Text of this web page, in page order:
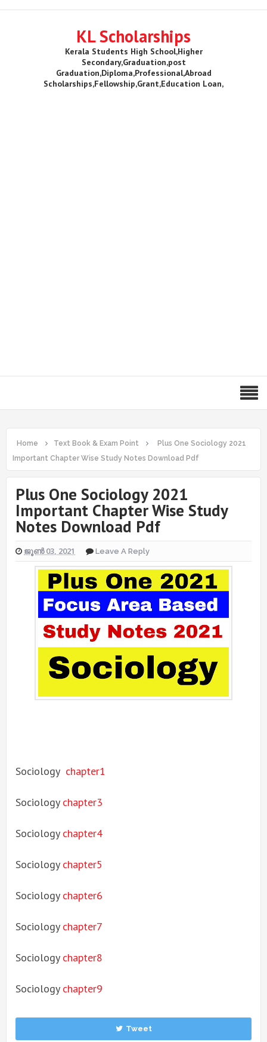
KL Scholarships
Kerala Students High School,Higher
Secondary,Graduation,post
Graduation,Diploma,Professional,Abroad
Scholarships,Fellowship,Grant,Education Loan,
Home Text Book & Exam Point
Plus One Sociology 2021
Important Chapter Wise Study Notes Download Pdf
Plus One Sociology 2021
Important Chapter Wise Study
Notes Download Pdf
ജൂൺ 03, 2021 Leave A Reply
Sociology chapter1
Sociology chapter3
Sociology chapter4
Sociology chapter5
Sociology chapter6
Sociology chapter7
Sociology chapter8
Sociology chapter9
Tweet